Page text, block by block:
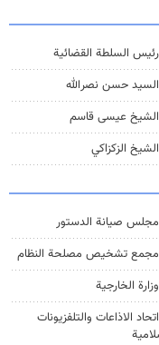
رئیس السلطة القضائیة
السيد حسن نصرالله
الشيخ عيسى قاسم
الشيخ الزكزاكي
مجلس صيانة الدستور
مجمع تشخيص مصلحة النظام
وزارة الخارجية
اتحاد الاذاعات والتلفزيونات